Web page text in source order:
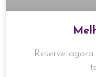
Reserve